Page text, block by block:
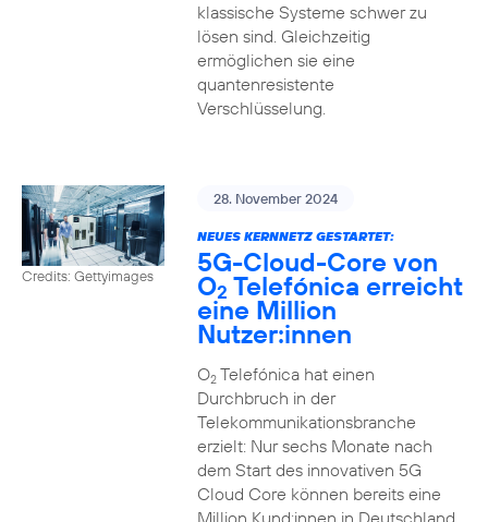
klassische Systeme schwer zu
lösen sind. Gleichzeitig
ermöglichen sie eine
quantenresistente
Verschlüsselung.
Credits: Gettyimages
28. November 2024
NEUES KERNNETZ GESTARTET:
5G-Cloud-Core von
O2 Telefónica erreicht
eine Million
Nutzer:innen
O2Telefónica hat einen
Durchbruch in der
Telekommunikationsbranche
erzielt: Nur sechs Monate nach
dem Start des innovativen 5G
Cloud Core können bereits eine
Million Kund:innen in Deutschland